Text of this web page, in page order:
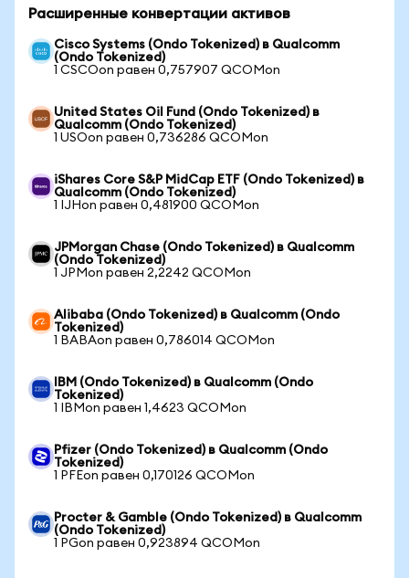
Расширенные конвертации активов
Cisco Systems (Ondo Tokenized) в Qualcomm
(Ondo Tokenized)
1 CSCOon равен 0,757907 QCOMon
United States Oil Fund (Ondo Tokenized) в
Qualcomm (Ondo Tokenized)
1 USOon равен 0,736286 QCOMon
iShares Core S&P MidCap ETF (Ondo Tokenized) в
Qualcomm (Ondo Tokenized)
1 IJHon равен 0,481900 QCOMon
JPMorgan Chase (Ondo Tokenized) в Qualcomm
(Ondo Tokenized)
1 JPMon равен 2,2242 QCOMon
Alibaba (Ondo Tokenized) в Qualcomm (Ondo
Tokenized)
1 BABAon равен 0,786014 QCOMon
IBM (Ondo Tokenized) в Qualcomm (Ondo
Tokenized)
1 IBMon равен 1,4623 QCOMon
Pfizer (Ondo Tokenized) в Qualcomm (Ondo
Tokenized)
1 PFEon равен 0,170126 QCOMon
Procter & Gamble (Ondo Tokenized) в Qualcomm
(Ondo Tokenized)
1 PGon равен 0,923894 QCOMon